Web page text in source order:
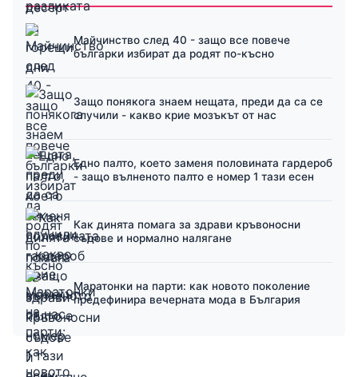
Майчинство след 40 - защо все повече
българки избират да родят по-късно
Защо понякога знаем нещата, преди да са се
случили - какво крие мозъкът от нас
Едно палто, което заменя половината гардероб
- защо вълненото палто е номер 1 тази есен
Как динята помага за здрави кръвоносни
съдове и нормално налягане
Маратонки на парти: как новото поколение
предефинира вечерната мода в България